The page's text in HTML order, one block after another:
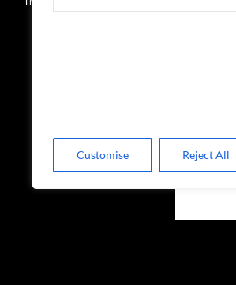
Customise Reject All